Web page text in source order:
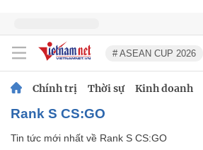
# ASEAN CUP 2026
Chính trị Thời sự Kinh doanh
Rank S CS:GO
Tin tức mới nhất về Rank S CS:GO